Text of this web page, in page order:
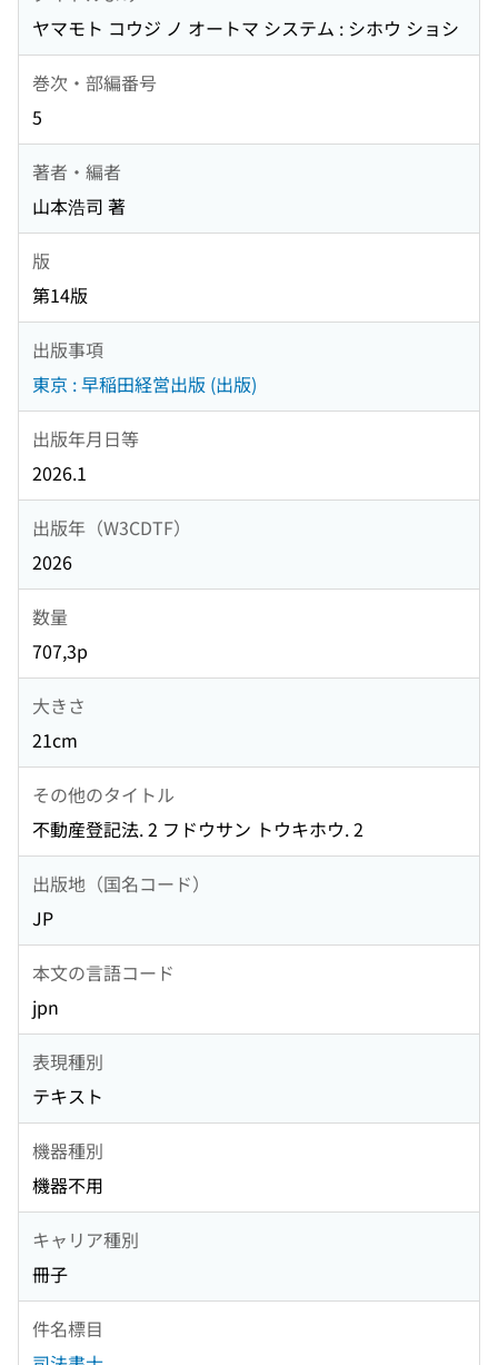
ヤマモト コウジ ノ オートマ システム : シホウ ショシ
巻次・部編番号
5
著者・編者
山本浩司 著
版
第14版
出版事項
東京 : 早稲田経営出版 (出版)
出版年月日等
2026.1
出版年（W3CDTF）
2026
数量
707,3p
大きさ
21cm
その他のタイトル
不動産登記法. 2 フドウサン トウキホウ. 2
出版地（国名コード）
JP
本文の言語コード
jpn
表現種別
テキスト
機器種別
機器不用
キャリア種別
冊子
件名標目